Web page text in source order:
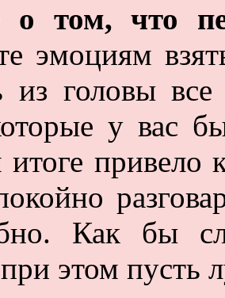
о том, что
эмоциям
из головы
у вас
привело
Как бы
этом пусть